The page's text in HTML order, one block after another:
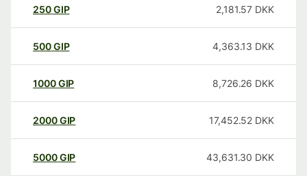
250GIP 2,181.57 DKK
500GIP 4,363.13 DKK
1000GIP 8,726.26 DKK
2000GIP 17,452.52 DKK
5000GIP 43,631.30 DKK